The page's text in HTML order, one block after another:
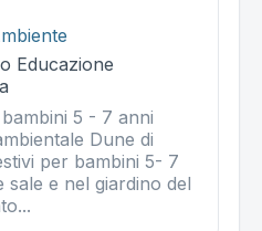
Educazione
5 - 7 anni
Dune di
per bambini 5- 7
sale e nel giardino del